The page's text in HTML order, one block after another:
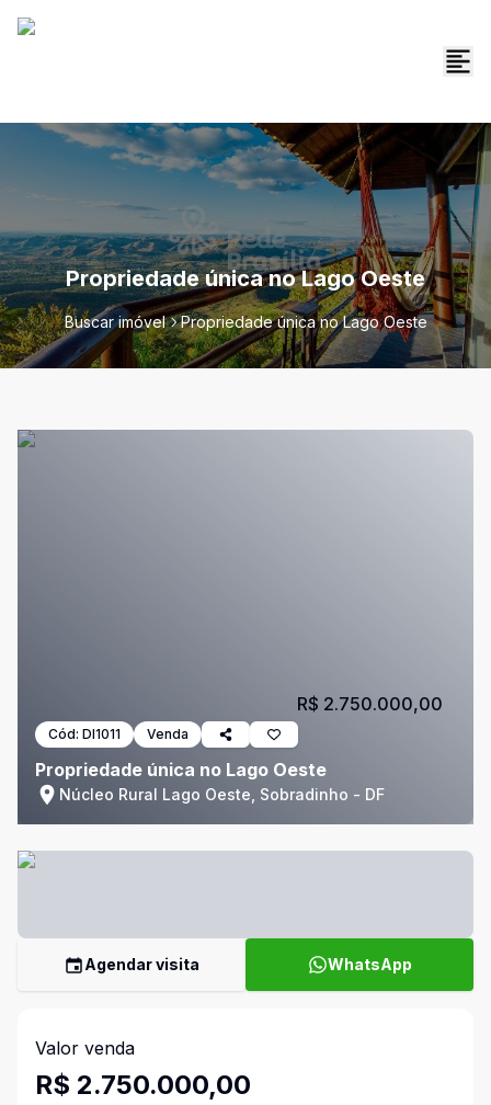
Propriedade única no Lago Oeste
Buscar imóvel Propriedade única no Lago Oeste
Cód: DI1011 Venda
Propriedade única no Lago Oeste
Núcleo Rural Lago Oeste, Sobradinho - DF
R$ 2.750.000,00
Agendar visita WhatsApp
Valor venda
R$ 2.750.000,00